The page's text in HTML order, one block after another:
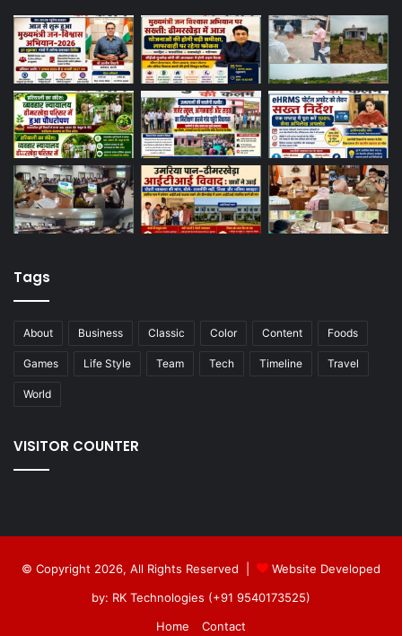
Tags
About Business Classic Color Content Foods
Games Life Style Team Tech Timeline Travel
World
VISITOR COUNTER
© Copyright 2026, All Rights Reserved |
Website Developed
by: RK Technologies (+91 9540173525)
Home
Contact